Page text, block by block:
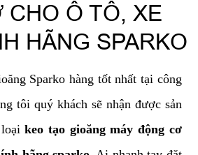
Ô TÔ, XE
HÃNG SPARKO
Sparko hàng tốt nhất tại công
tôi quý khách sẽ nhận được sản
loạikeo tạo gioăng máy động cơ